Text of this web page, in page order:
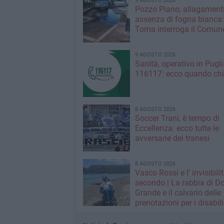
Pozzo Piano,
assenza di fogna
Toma interroga il
9 AGOSTO 2026
Sanità, operativo in
116117: ecco quando
8 AGOSTO 2026
Soccer Trani, è tempo di
Eccellenza: ecco tutte le
avversarie dei tranesi
8 AGOSTO 2026
Vasco Rossi e l'
secondo | La rabbia di
Grande e il calvario delle
prenotazioni per i